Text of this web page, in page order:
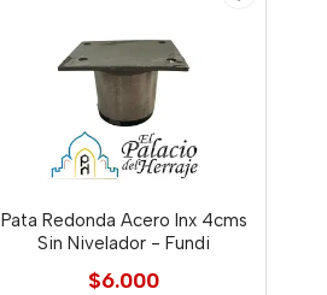
Pata Redonda Acero Inx 4cms
Sin Nivelador - Fundi
$6.000